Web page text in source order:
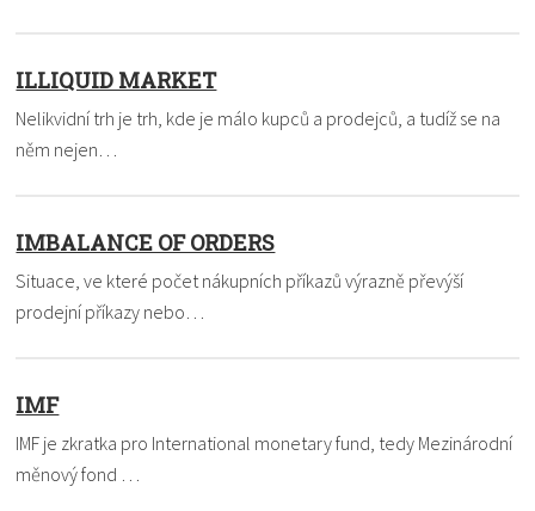
ILLIQUID MARKET
Nelikvidní trh je trh, kde je málo kupců a prodejců, a tudíž se na
něm nejen…
IMBALANCE OF ORDERS
Situace, ve které počet nákupních příkazů výrazně převýší
prodejní příkazy nebo…
IMF
IMF je zkratka pro International monetary fund, tedy Mezinárodní
měnový fond …